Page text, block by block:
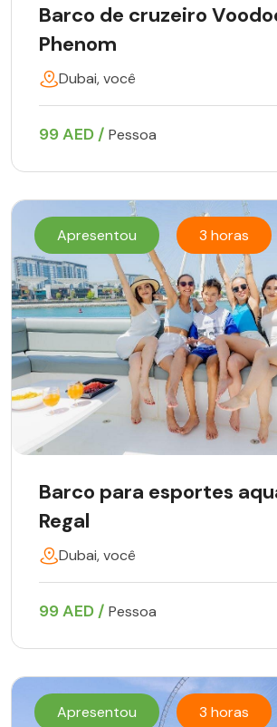
Barco de cruzeiro
Phenom
Dubai, você
99 AED / Pessoa
Apresentou 3 horas
Barco para esportes
Regal
Dubai, você
99 AED / Pessoa
Apresentou 3 horas